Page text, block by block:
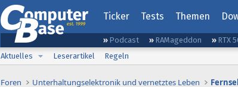
Ticker Tests Themen
Podcast RAMageddon RTX
Aktuelles
Leserartikel Regeln
Foren Unterhaltungselektronik und vernetztes Leben